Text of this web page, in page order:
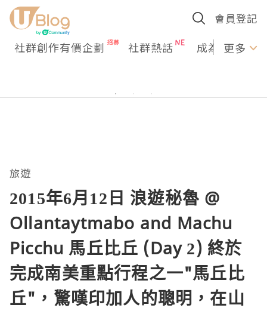
會員登記
社群創作有價企劃 社群熱話 成為U更多
旅遊
2015年6月12日 浪遊秘魯 @
Ollantaytmabo and Machu
Picchu 馬丘比丘 (Day 2) 終於
完成南美重點行程之一"馬丘比
丘"，驚嘆印加人的聰明，在山